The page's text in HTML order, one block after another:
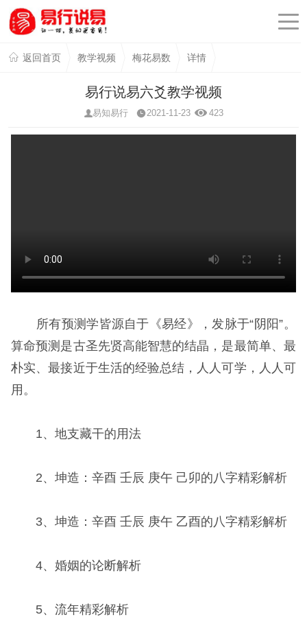
返回首页 教学视频 梅花易数 详情
易行说易六爻教学视频
易知易行 2021-11-23 423
所有预测学皆源自于《易经》，发脉于“阴阳”。
算命预测是古圣先贤高能智慧的结晶，是最简单、最
朴实、最接近于生活的经验总结，人人可学，人人可
用。
1、地支藏干的用法
2、坤造：辛酉 壬辰 庚午 己卯的八字精彩解析
3、坤造：辛酉 壬辰 庚午 乙酉的八字精彩解析
4、婚姻的论断解析
5、流年精彩解析